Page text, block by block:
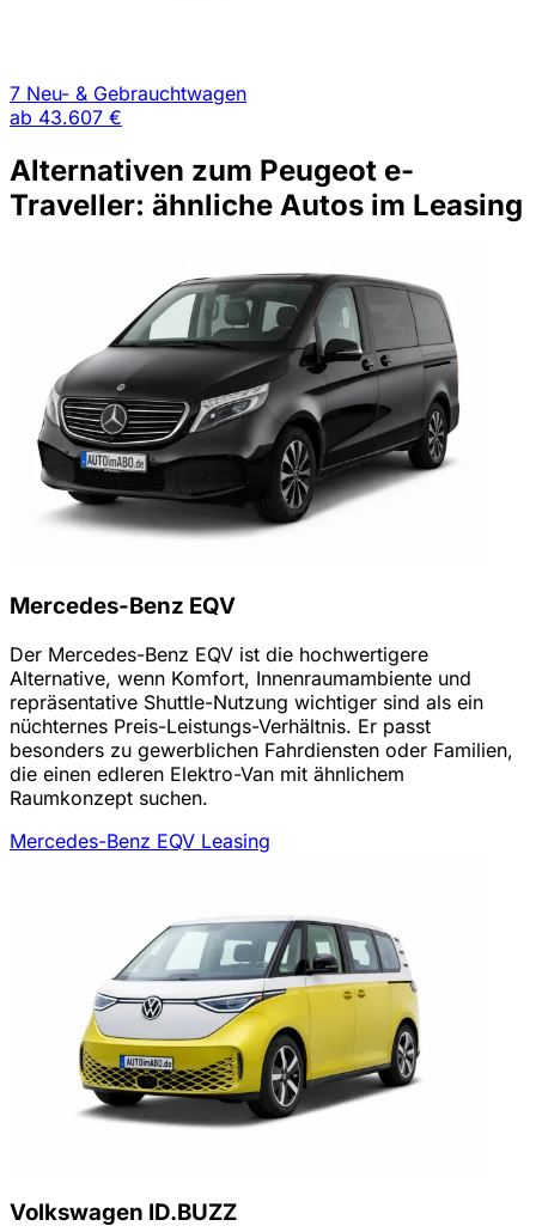
7 Neu- & Gebrauchtwagen
ab 43.607 €
Alternativen zum Peugeot e-
Traveller: ähnliche Autos im Leasing
Mercedes-Benz EQV
Der Mercedes-Benz EQV ist die hochwertigere
Alternative, wenn Komfort, Innenraumambiente und
repräsentative Shuttle-Nutzung wichtiger sind als ein
nüchternes Preis-Leistungs-Verhältnis. Er passt
besonders zu gewerblichen Fahrdiensten oder Familien,
die einen edleren Elektro-Van mit ähnlichem
Raumkonzept suchen.
Mercedes-Benz EQV Leasing
Volkswagen ID.BUZZ